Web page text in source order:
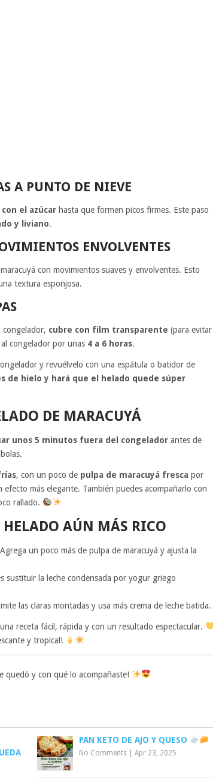
A PUNTO DE NIEVE
el azúcar hasta que formen picos firmes. Este paso
y liviano.
ENVOLVENTES
con movimientos suaves y envolventes. Esto
textura esponjosa.
congelador, cubre con film transparente (para evitar
congelador por unas 4 a 6 horas.
y revuélvelo con una espátula o batidor de
de hielo y hará que el helado quede súper
DE MARACUYÁ
unos 5 minutos fuera del congelador antes de
, con un poco de pulpa de maracuyá fresca por
efecto más elegante. También puedes acompañarlo con
rallado.
HELADO AÚN MÁS RICO
Agrega un poco más de pulpa de maracuyá y ajusta la
sustituir la leche condensada por yogur griego
las claras montadas y usa más crema de leche batida.
receta fácil, rápida y con un resultado espectacular.
y tropical!
quedó y con qué lo acompañaste!
PAN KETO DE AJO Y QUESO
No Comments |Apr 23, 2025